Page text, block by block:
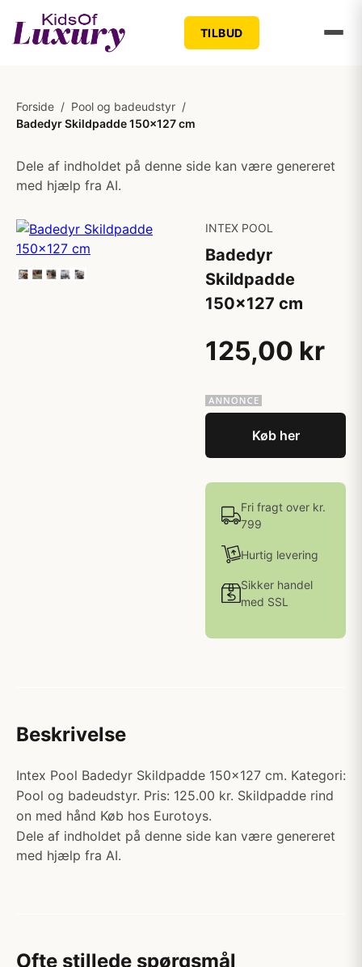
TILBUD
Forside / Pool og badeudstyr /
Badedyr Skildpadde 150x127 cm
Dele af indholdet på denne side kan være genereret
med hjælp fra AI.
INTEX POOL
Badedyr
Skildpadde
150x127 cm
125,00 kr
Køb her
Fri fragt over kr.
799
Hurtig levering
Sikker handel
med SSL
Beskrivelse
Intex Pool Badedyr Skildpadde 150x127 cm. Kategori:
Pool og badeudstyr. Pris: 125.00 kr. Skildpadde rind
on med hånd Køb hos Eurotoys.
Dele af indholdet på denne side kan være genereret
med hjælp fra AI.
Ofte stillede spørgsmål